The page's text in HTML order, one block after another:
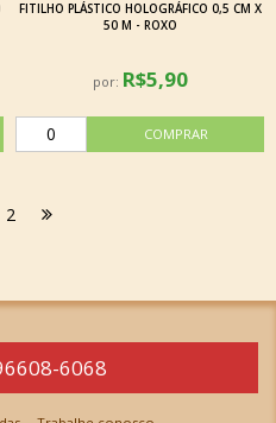
FITILHO PLÁSTICO HOLOGRÁFICO 0,5 CM X
50 M - ROXO
por: R$5,90
2
6068